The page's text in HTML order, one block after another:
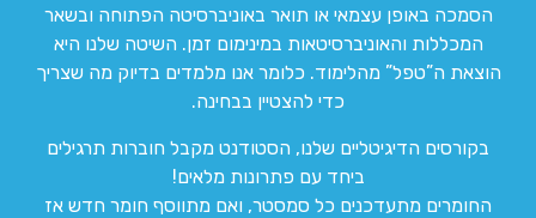
הסמכה באופן עצמאי או תואר באוניברסיטה הפתוחה ובשאר
המכללות והאוניברסיטאות במינימום זמן. השיטה שלנו היא
הוצאת ה”טפל” מהלימוד. כלומר אנו מלמדים בדיוק מה שצריך
כדי להצטיין בבחינה.
בקורסים הדיגיטליים שלנו, הסטודנט מקבל חוברות תרגילים
ביחד עם פתרונות מלאים!
החומרים מתעדכנים כל סמסטר, ואם מתווסף חומר חדש אז